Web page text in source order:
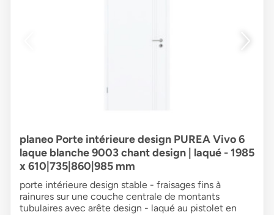
planeo Porte intérieure design PUREA Vivo 6
laque blanche 9003 chant design | laqué - 1985
x 610|735|860|985 mm
porte intérieure design stable - fraisages fins à
rainures sur une couche centrale de montants
tubulaires avec arête design - laqué au pistolet en